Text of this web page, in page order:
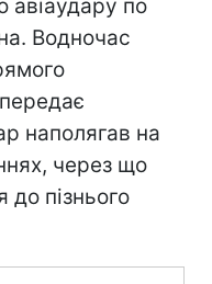
авіаудару по
Водночас
наполягав на
через що
до пізнього